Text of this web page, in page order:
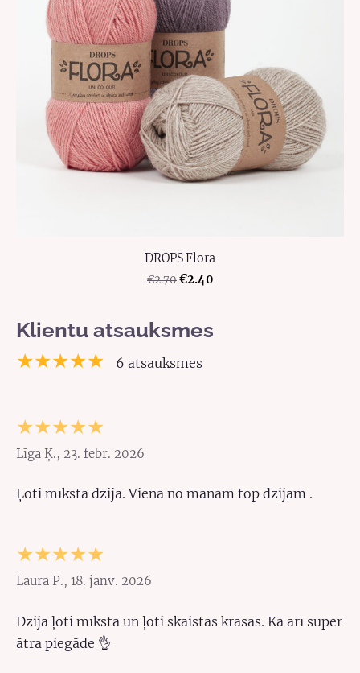
DROPS Flora
€2.70€2.40
Klientu atsauksmes
★★★★★ 6 atsauksmes
★★★★★
Līga Ķ., 23. febr. 2026
Ļoti mīksta dzija. Viena no manam top dzijām .
★★★★★
Laura P., 18. janv. 2026
Dzija ļoti mīksta un ļoti skaistas krāsas. Kā arī super
ātra piegāde 👌